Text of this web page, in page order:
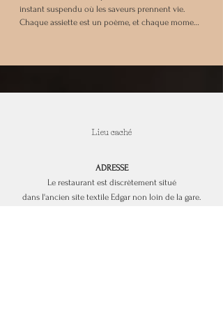
instant suspendu où les saveurs prennent vie.
Chaque assiette est un poème, et chaque moment
l’authenticité et le raffinement, dans une
Faites fleurir les sourires, offrez une évasion
culinaire.
Lieu caché
ADRESSE
Le restaurant est discrètement situé
dans l'ancien site textile Edgar non loin de la gare.